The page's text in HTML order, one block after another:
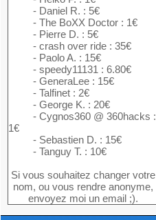
- Daniel R. : 5€
- The BoXX Doctor : 1€
- Pierre D. : 5€
- crash over ride : 35€
- Paolo A. : 15€
- speedy11131 : 6.80€
- GeneraLee : 15€
- Talfinet : 2€
- George K. : 20€
- Cygnos360 @ 360hacks :
1€
- Sebastien D. : 15€
- Tanguy T. : 10€
Si vous souhaitez changer votre
nom, ou vous rendre anonyme,
envoyez moi un email ;).